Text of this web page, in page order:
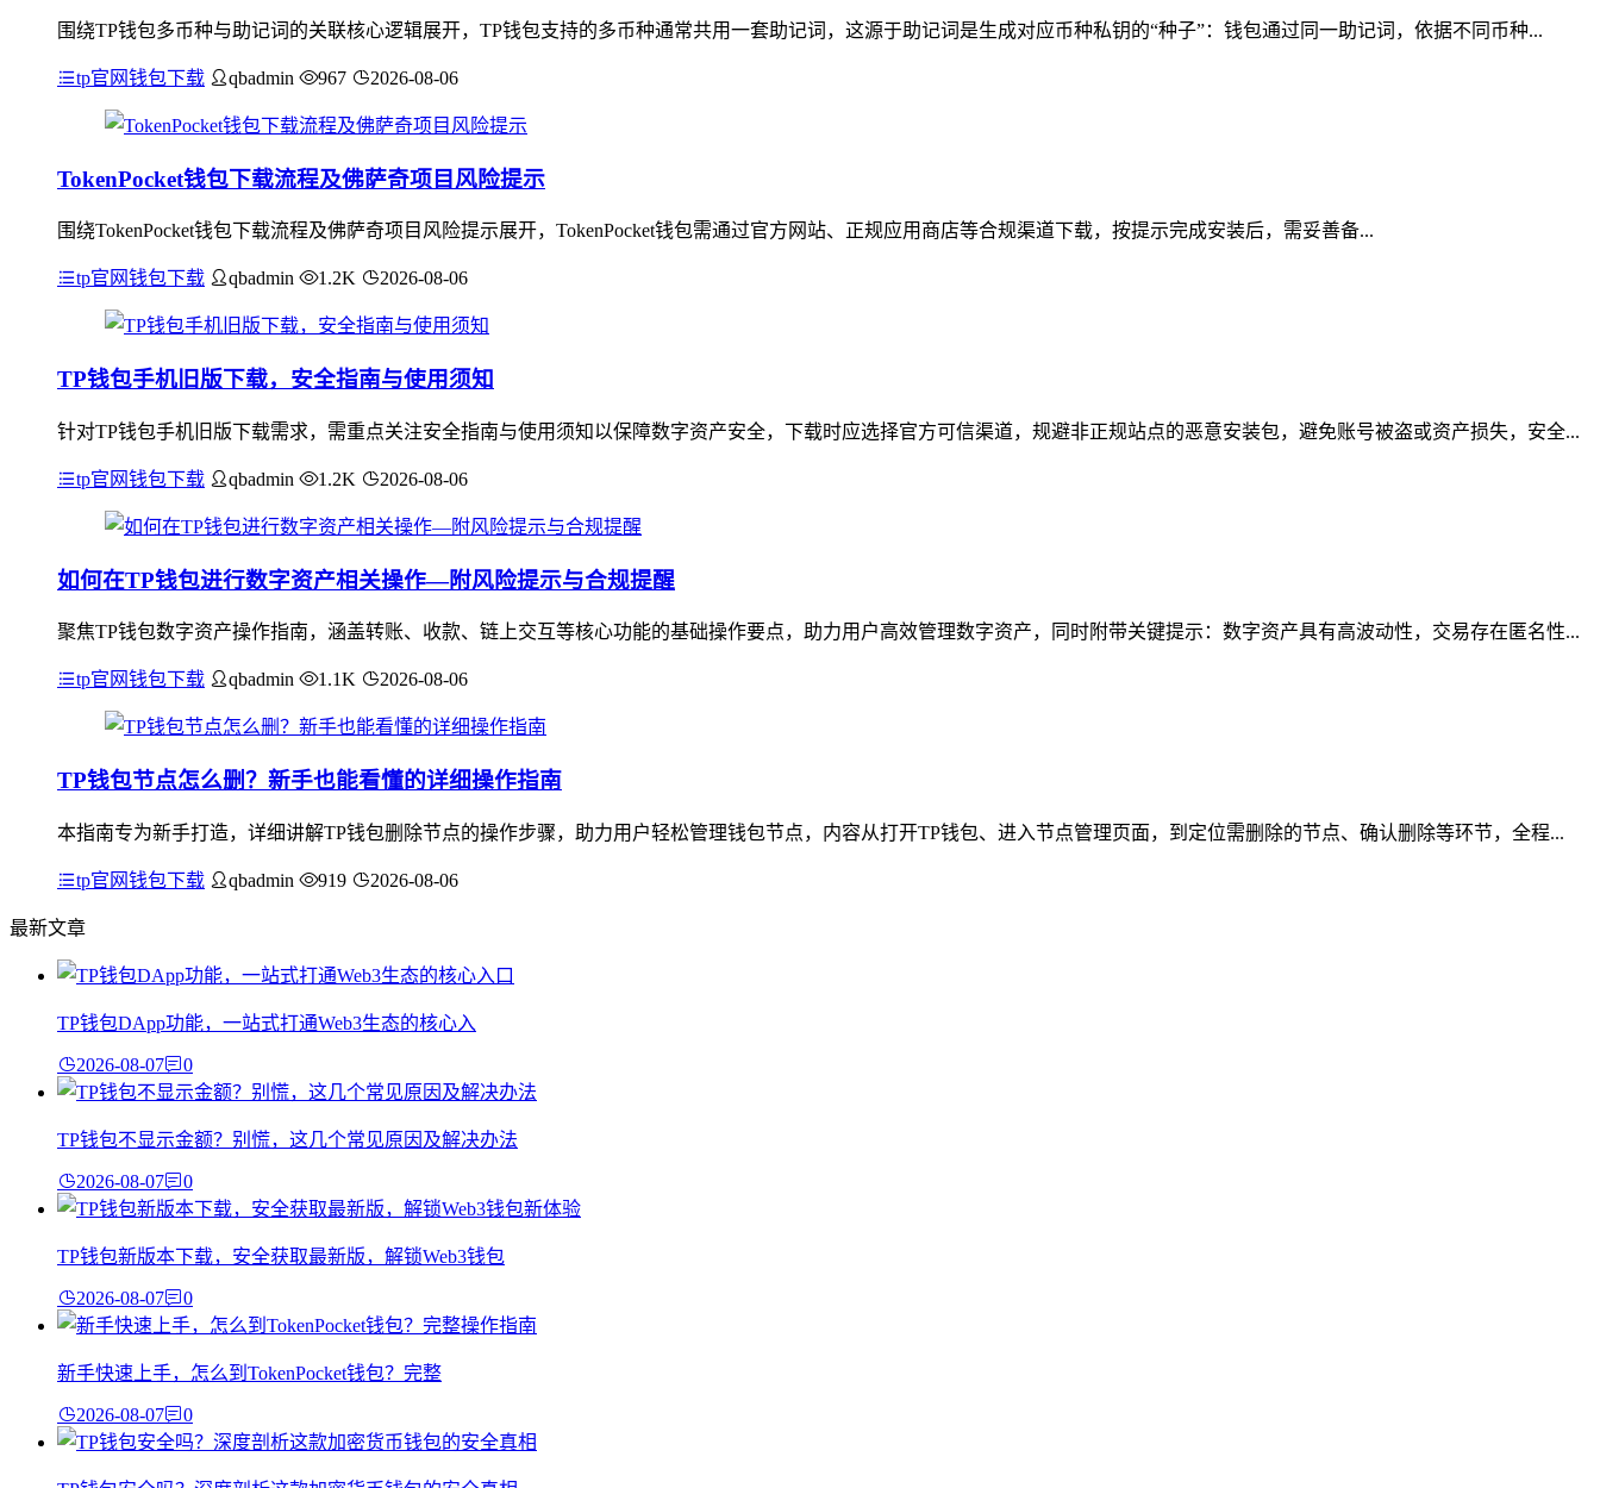
围绕TP钱包多币种与助记词的关联核心逻辑展开，TP钱包支持的多币种通常共用一套助记词，这源于助记词是生成对应币种私钥的“种子”：钱包通过同一助记词，依据不同币种...
tp官网钱包下载 qbadmin 967 2026-08-06
TokenPocket钱包下载流程及佛萨奇项目风险提示
围绕TokenPocket钱包下载流程及佛萨奇项目风险提示展开，TokenPocket钱包需通过官方网站、正规应用商店等合规渠道下载，按提示完成安装后，需妥善备...
tp官网钱包下载 qbadmin 1.2K 2026-08-06
TP钱包手机旧版下载，安全指南与使用须知
针对TP钱包手机旧版下载需求，需重点关注安全指南与使用须知以保障数字资产安全，下载时应选择官方可信渠道，规避非正规站点的恶意安装包，避免账号被盗或资产损失，安全...
tp官网钱包下载 qbadmin 1.2K 2026-08-06
如何在TP钱包进行数字资产相关操作—附风险提示与合规提醒
聚焦TP钱包数字资产操作指南，涵盖转账、收款、链上交互等核心功能的基础操作要点，助力用户高效管理数字资产，同时附带关键提示：数字资产具有高波动性，交易存在匿名性...
tp官网钱包下载 qbadmin 1.1K 2026-08-06
TP钱包节点怎么删？新手也能看懂的详细操作指南
本指南专为新手打造，详细讲解TP钱包删除节点的操作步骤，助力用户轻松管理钱包节点，内容从打开TP钱包、进入节点管理页面，到定位需删除的节点、确认删除等环节，全程...
tp官网钱包下载 qbadmin 919 2026-08-06
最新文章
TP钱包DApp功能，一站式打通Web3生态的核心入
2026-08-07 0
TP钱包不显示金额？别慌，这几个常见原因及解决办法
2026-08-07 0
TP钱包新版本下载，安全获取最新版，解锁Web3钱包
2026-08-07 0
新手快速上手，怎么到TokenPocket钱包？完整
2026-08-07 0